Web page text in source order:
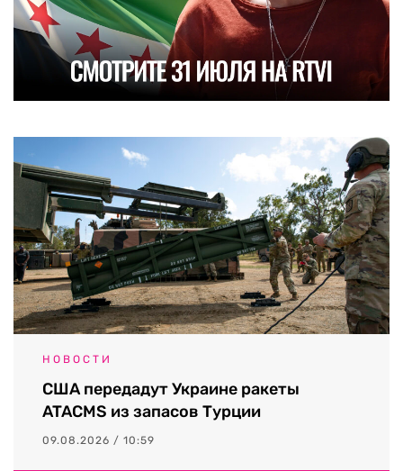
НОВОСТИ
США передадут Украине ракеты
ATACMS из запасов Турции
09.08.2026 / 10:59